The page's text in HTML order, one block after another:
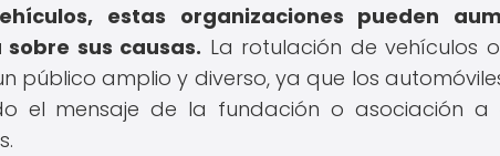
estas organizaciones pueden
sus causas. La rotulación de vehículos
amplio y diverso, ya que los
el mensaje de la fundación o asociación a